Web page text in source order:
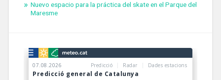
Nuevo espacio para la práctica del skate en el Parque del
Maresme